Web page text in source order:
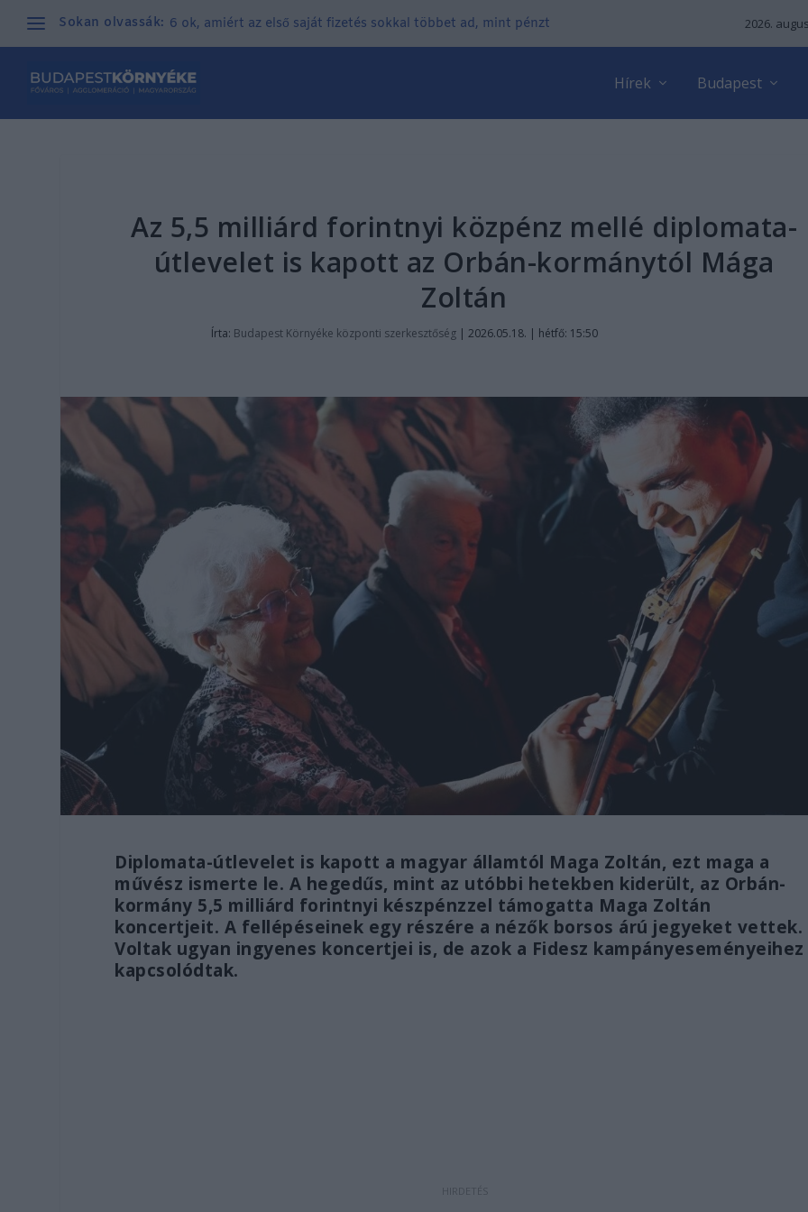
Sokan olvassák: 6 ok, amiért az első saját fizetés sokkal többet ad, mint pénzt 2026.
Hírek Budapest
Az 5,5 milliárd forintnyi közpénz mellé diplomata-
útlevelet is kapott az Orbán-kormánytól Mága
Zoltán
Írta: Budapest Környéke központi szerkesztőség| 2026.05.18. | hétfő: 15:50
Diplomata-útlevelet is kapott a magyar államtól Maga Zoltán, ezt maga a
művész ismerte le. A hegedűs, mint az utóbbi hetekben kiderült, az Orbán-
kormány 5,5 milliárd forintnyi készpénzzel támogatta Maga Zoltán
koncertjeit. A fellépéseinek egy részére a nézők borsos árú jegyeket vettek.
Voltak ugyan ingyenes koncertjei is, de azok a Fidesz kampányeseményeihez
kapcsolódtak.